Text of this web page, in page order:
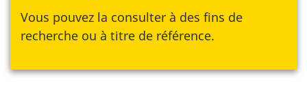
Vous pouvez la consulter à des fins de
recherche ou à titre de référence.